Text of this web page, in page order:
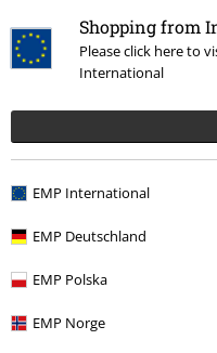
Shopping from
Please click here to
International
EMP International
EMP Deutschland
EMP Polska
EMP Norge
sympa. La qualité semble
tissu, ce n'est pas une
Qualité
Largeur
Trop étroit